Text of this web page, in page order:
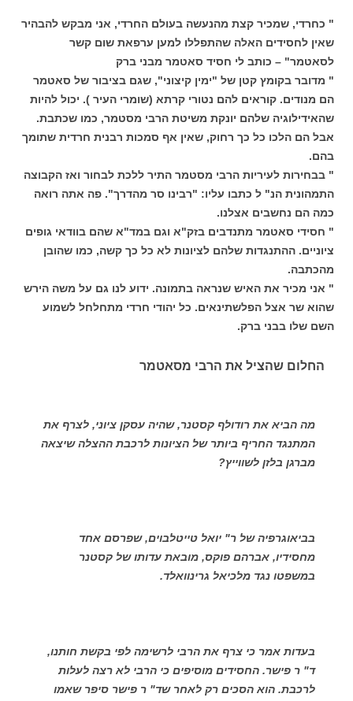
" כחרדי, שמכיר קצת מהנעשה בעולם החרדי, אני מבקש להבהיר
שאין לחסידים האלה שהתפללו למען ערפאת שום קשר
לסאטמר" – כותב לי חסיד סאטמר מבני ברק
" מדובר בקומץ קטן של "ימין קיצוני", שגם בציבור של סאטמר
הם מנודים. קוראים להם נטורי קרתא (שומרי העיר ). יכול להיות
שהאידילוגיה שלהם יונקת משיטת הרבי מסטמר, כמו שכתבת.
אבל הם הלכו כל כך רחוק, שאין אף סמכות רבנית חרדית שתומך
בהם.
" בבחירות לעיריות הרבי מסטמר התיר ללכת לבחור ואז הקבוצה
התמהונית הנ" ל כתבו עליו: "רבינו סר מהדרך". פה אתה רואה
כמה הם נחשבים אצלנו.
" חסידי סאטמר מתנדבים בזק"א וגם במד"א שהם בוודאי גופים
ציוניים. ההתנגדות שלהם לציונות לא כל כך קשה, כמו שהובן
מהכתבה.
" אני מכיר את האיש שנראה בתמונה. ידוע לנו גם על משה הירש
שהוא שר אצל הפלשתינאים. כל יהודי חרדי מתחלחל לשמוע
השם שלו בבני ברק.
החלום שהציל את הרבי מסאטמר
מה הביא את רודולף קסטנר, שהיה עסקן ציוני, לצרף את
המתנגד החריף ביותר של הציונות לרכבת ההצלה שיצאה
מברגן בלזן לשווייץ?
בביאוגרפיה של ר" יואל טייטלבוים, שפרסם אחד
מחסידיו, אברהם פוקס, מובאת עדותו של קסטנר
במשפטו נגד מלכיאל גרינוואלד.
בעדות אמר כי צרף את הרבי לרשימה לפי בקשת חותנו,
ד" ר פישר. החסידים מוסיפים כי הרבי לא רצה לעלות
לרכבת. הוא הסכים רק לאחר שד" ר פישר סיפר שאמו